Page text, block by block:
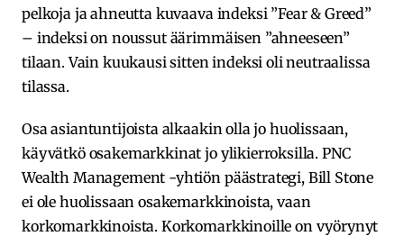
pelkoja ja ahneutta kuvaava indeksi ”Fear & Greed”
– indeksi on noussut äärimmäisen ”ahneeseen”
tilaan. Vain kuukausi sitten indeksi oli neutraalissa
tilassa.
Osa asiantuntijoista alkaakin olla jo huolissaan,
käyvätkö osakemarkkinat jo ylikierroksilla. PNC
Wealth Management -yhtiön päästrategi, Bill Stone
ei ole huolissaan osakemarkkinoista, vaan
korkomarkkinoista. Korkomarkkinoille on vyörynyt